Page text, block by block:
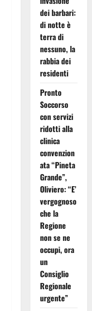
dei barbari:
di notte è
terra di
nessuno, la
rabbia dei
residenti
Pronto
Soccorso
con servizi
ridotti alla
clinica
convenzion
ata “Pineta
Grande”,
Oliviero: “E’
vergognoso
che la
Regione
non se ne
occupi, ora
un
Consiglio
Regionale
urgente”